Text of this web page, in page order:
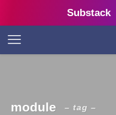
module – tag –